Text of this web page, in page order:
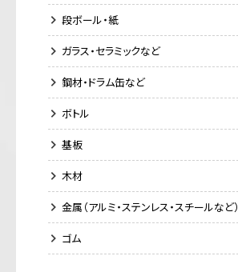
段ボール・紙
ガラス・セラミックなど
鋼材・ドラム缶など
ボトル
基板
木材
金属（アルミ・ステンレス・スチールなど）
ゴム